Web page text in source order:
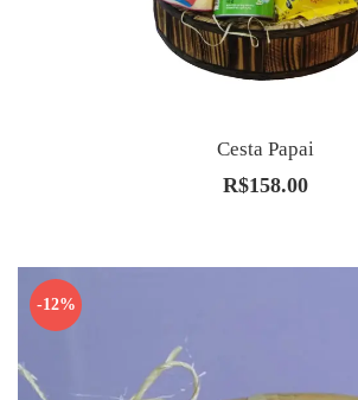
Cesta Papai
R$158.00
-12%